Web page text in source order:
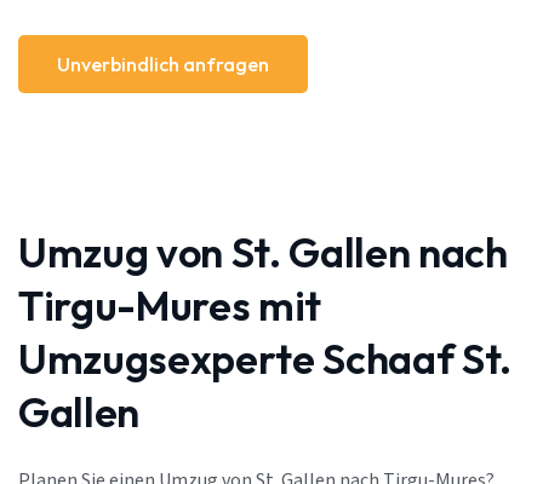
Unverbindlich anfragen
Umzug von St. Gallen nach
Tirgu-Mures mit
Umzugsexperte Schaaf St.
Gallen